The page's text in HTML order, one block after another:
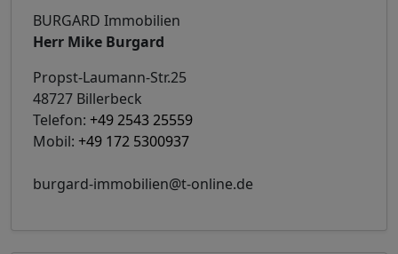
BURGARD Immobilien
Herr Mike Burgard
Propst-Laumann-Str.25
48727 Billerbeck
Telefon: +49 2543 25559
Mobil: +49 172 5300937
burgard-immobilien@t-online.de